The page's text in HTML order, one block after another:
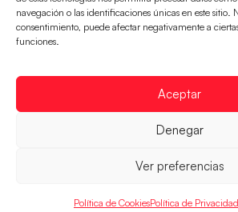
navegación o las identificaciones únicas en este sitio.
consentimiento, puede afectar negativamente a
funciones.
Aceptar
Denegar
Ver preferencias
Política de CookiesPolítica de Privacidad
CONTACTO
RFEBM © 2024. Todos los
Desarrollado por